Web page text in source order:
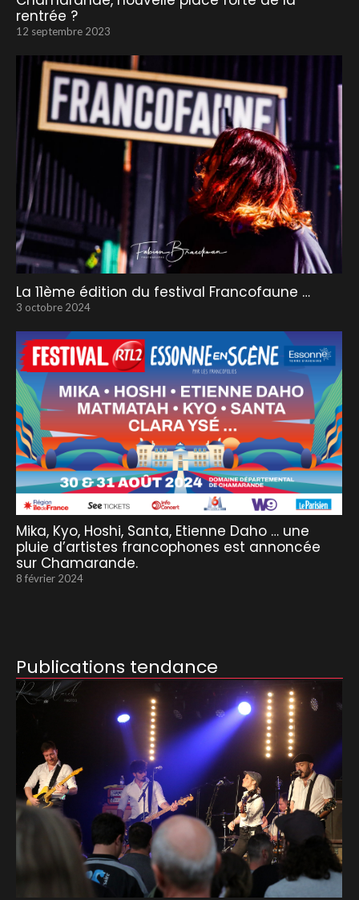
rentrée ?
12 septembre 2023
La 11ème édition du festival Francofaune …
3 octobre 2024
Mika, Kyo, Hoshi, Santa, Etienne Daho … une
pluie d’artistes francophones est annoncée
sur Chamarande.
8 février 2024
Publications tendance